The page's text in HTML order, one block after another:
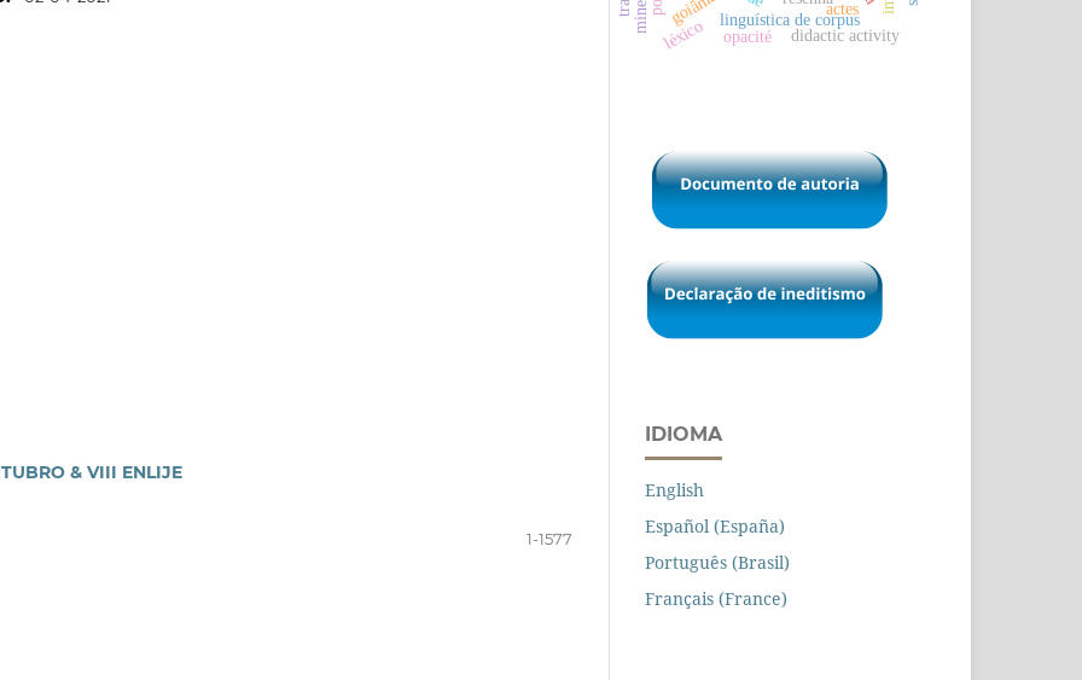
& VIII ENLIJE
1-1577
linguística de corpus
opacité
léxico didactic activity
actes
IDIOMA
English
Español (España)
Português (Brasil)
Français (France)